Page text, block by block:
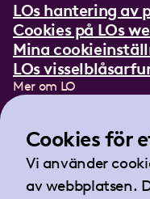
LOs hantering av
Cookies på LOs
Mina
LOs
Mer om LO
Lättläst om LO
Teckenspråksfilm
Tidningen Arbetet
Cookies för
Vi använder
av webbplatsen.